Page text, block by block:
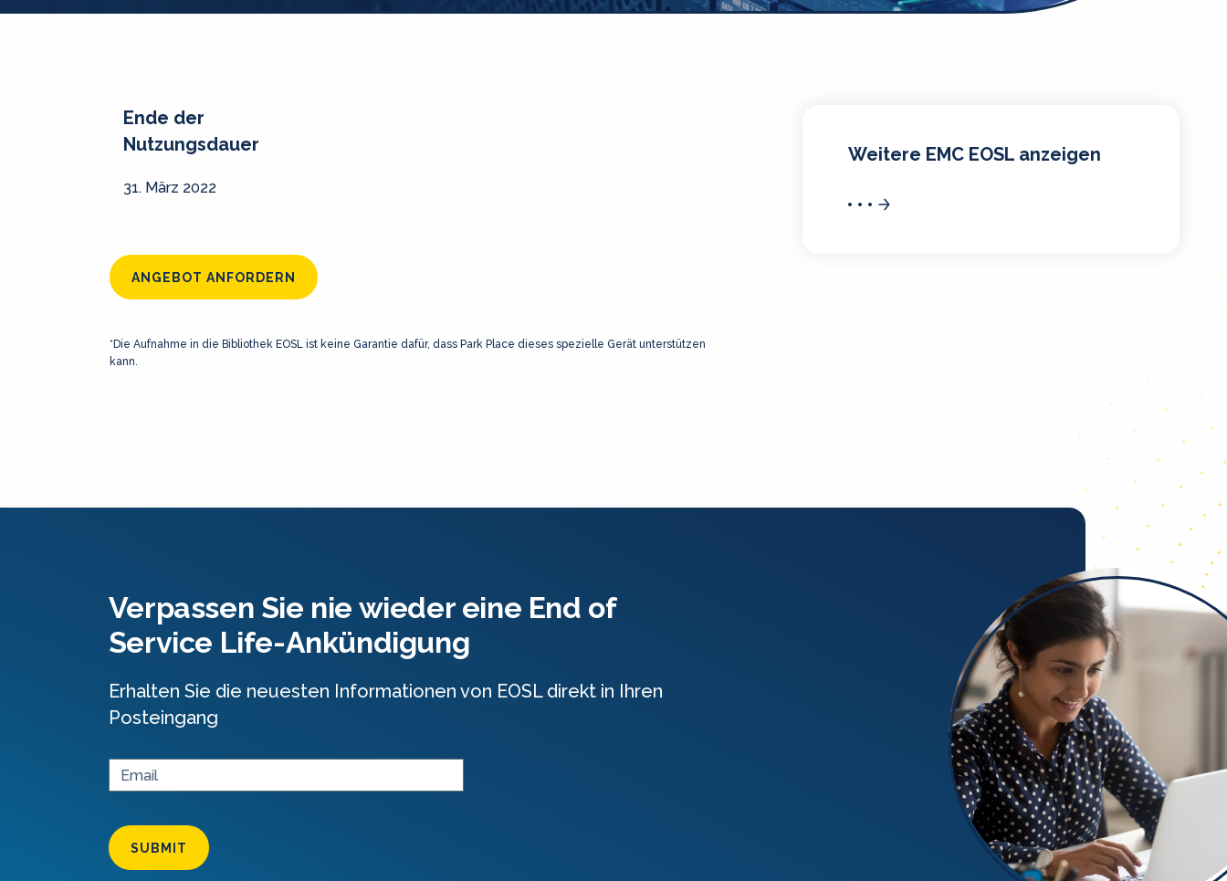
Ende der
Nutzungsdauer
31. März 2022
ANGEBOT ANFORDERN
*Die Aufnahme in die Bibliothek EOSL ist keine Garantie dafür, dass Park Place dieses spezielle Gerät unterstützen
kann.
Weitere EMC EOSL anzeigen
Verpassen Sie nie wieder eine End of
Service Life-Ankündigung
Erhalten Sie die neuesten Informationen von EOSL direkt in Ihren
Posteingang
SUBMIT